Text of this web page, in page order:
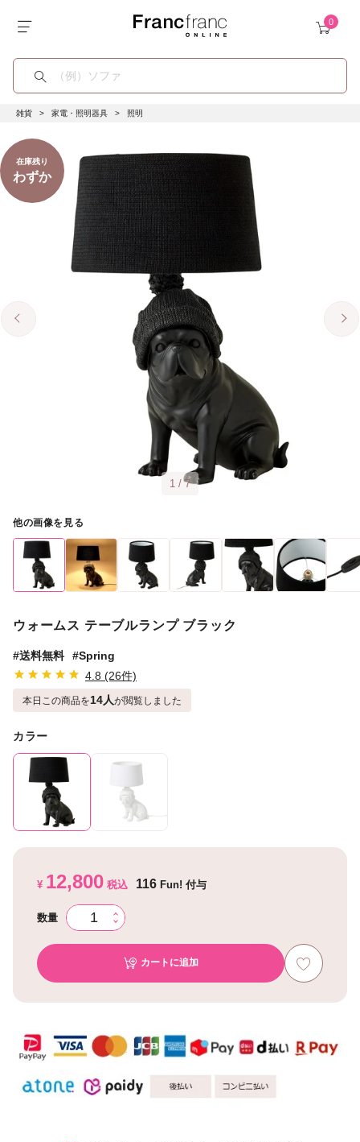
雑貨 家電・照明器具 照明
1 / 7
他の画像を見る
ウォームス テーブルランプ ブラック
#送料無料
#Spring
4.8 (26件)
本日この商品を14人が閲覧しました
在庫残り
わずか
カラー
¥ 12,800 税込 116 Fun! 付与
数量
カートに追加